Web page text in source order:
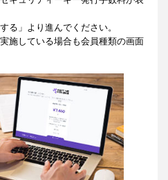
る」より進んでください。
施している場合も会員種類の画面